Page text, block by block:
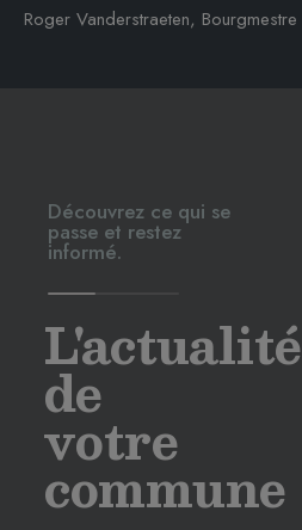
Roger Vanderstraeten, Bourgmestre
Découvrez ce qui se
passe et restez
informé.
L'actualité
de
votre
commune